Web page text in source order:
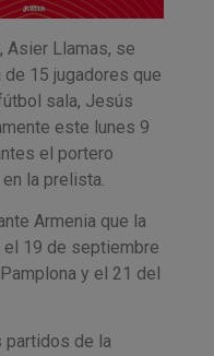
Asier Llamas, se
15 jugadores que
sala, Jesús
este lunes 9
el portero
la prelista.
Armenia que la
el 19 de septiembre
y el 21 del
partidos de la